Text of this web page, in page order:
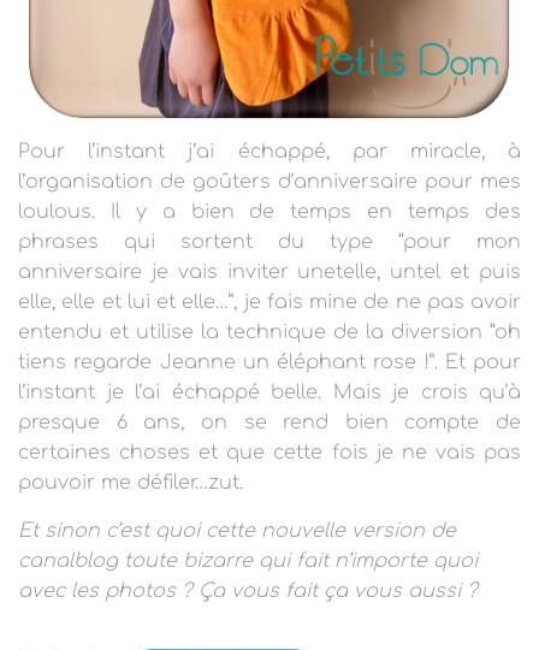
Pour l’instant j’ai échappé, par miracle, à
l’organisation de goûters d’anniversaire pour mes
loulous.
Il y a bien de temps en temps des
phrases qui sortent du type “pour mon
anniversaire je vais inviter unetelle, untel et puis
elle, elle et lui et elle…”, je fais mine de ne pas avoir
entendu et utilise la technique de la diversion “oh
tiens regarde Jeanne un éléphant rose !”.Et pour
l’instant je l’ai échappé belle. Mais je crois qu’à
presque 6 ans, on se rend bien compte de
certaines choses et que cette fois je ne vais pas
pouvoir me défiler…zut.
Et sinon c’est quoi cette nouvelle version de
canalblog toute bizarre qui fait n’importe quoi
avec les photos ? Ça vous fait ça vous aussi ?